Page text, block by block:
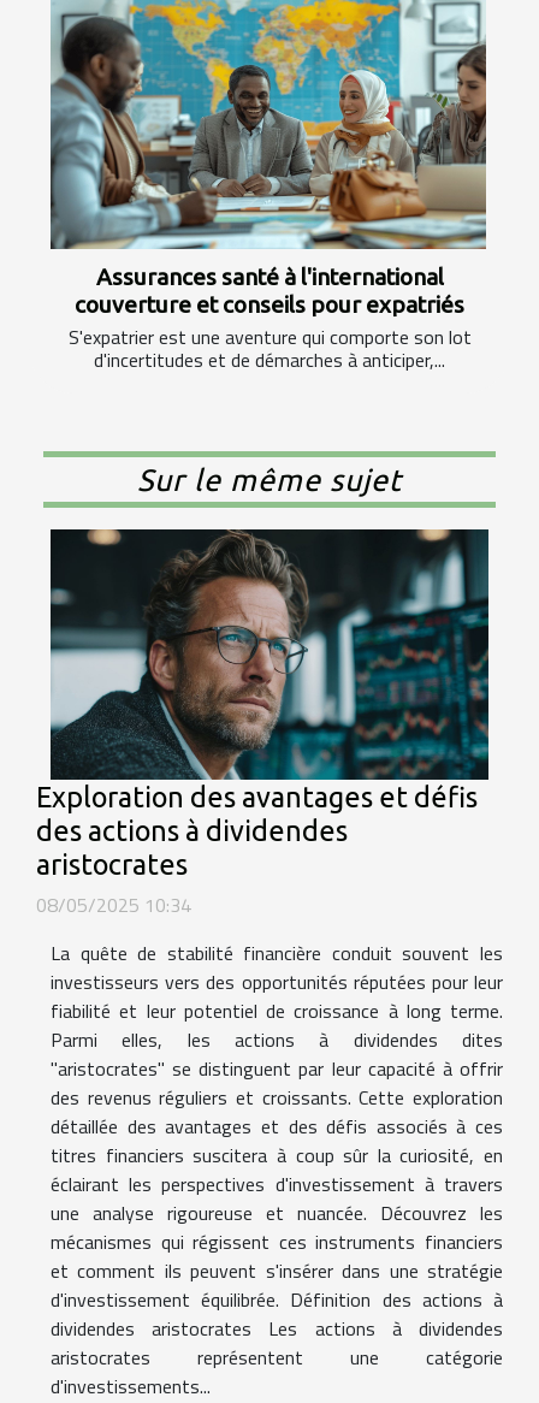
Assurances santé à l'international
couverture et conseils pour expatriés
S'expatrier est une aventure qui comporte son lot
d'incertitudes et de démarches à anticiper,...
Sur le même sujet
Exploration des avantages et défis
des actions à dividendes
aristocrates
08/05/2025 10:34
La quête de stabilité financière conduit souvent les
investisseurs vers des opportunités réputées pour leur
fiabilité et leur potentiel de croissance à long terme.
Parmi elles, les actions à dividendes dites
"aristocrates" se distinguent par leur capacité à offrir
des revenus réguliers et croissants. Cette exploration
détaillée des avantages et des défis associés à ces
titres financiers suscitera à coup sûr la curiosité, en
éclairant les perspectives d'investissement à travers
une analyse rigoureuse et nuancée. Découvrez les
mécanismes qui régissent ces instruments financiers
et comment ils peuvent s'insérer dans une stratégie
d'investissement équilibrée. Définition des actions à
dividendes aristocrates Les actions à dividendes
aristocrates représentent une catégorie
d'investissements...